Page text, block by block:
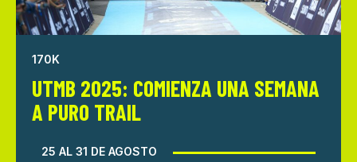
170K
UTMB 2025: COMIENZA UNA SEMANA
A PURO TRAIL
25 AL 31 DE AGOSTO